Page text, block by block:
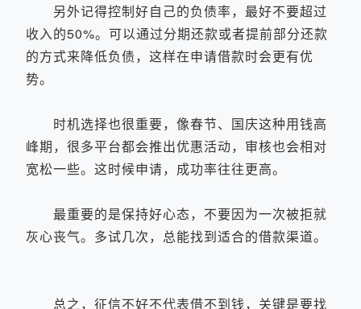
另外记得控制好自己的负债率，最好不要超过
收入的50%。可以通过分期还款或者提前部分还款
的方式来降低负债，这样在申请借款时会更有优
势。
时机选择也很重要，像春节、国庆这种用钱高
峰期，很多平台都会推出优惠活动，审核也会相对
宽松一些。这时候申请，成功率往往更高。
最重要的是保持好心态，不要因为一次被拒就
灰心丧气。多试几次，总能找到适合的借款渠道。
总之，征信不好不代表借不到钱，关键是要找